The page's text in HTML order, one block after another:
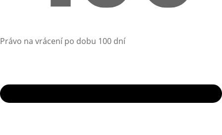
Právo na vrácení po dobu 100 dní